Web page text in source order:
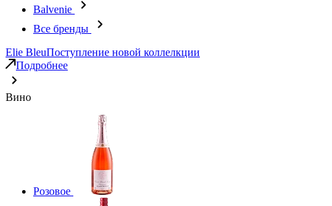
Balvenie
Все бренды
Elie BleuПоступление новой коллелкции
Подробнее
Вино
Розовое